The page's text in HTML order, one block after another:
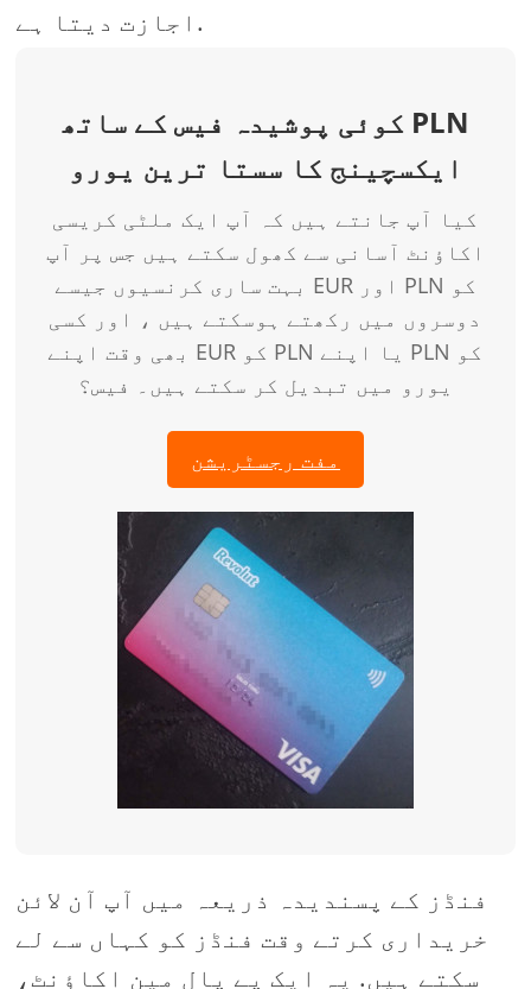
اجازت دیتا ہے.
کوئی پوشیدہ فیس کے ساتھ PLN
ایکسچینج کا سستا ترین یورو
کیا آپ جانتے ہیں کہ آپ ایک ملٹی کریسی
اکاؤنٹ آسانی سے کھول سکتے ہیں جس پر آپ
بہت ساری کرنسیوں جیسے EUR اور PLN کو
دوسروں میں رکھتے ہوسکتے ہیں ، اور کسی
بھی وقت اپنے EUR کو PLN یا اپنے PLN کو
یورو میں تبدیل کر سکتے ہیں۔ فیس؟
مفت رجسٹریشن
فنڈز کے پسندیدہ ذریعہ میں آپ آن لائن
خریداری کرتے وقت فنڈز کو کہاں سے لے
سکتے ہیں. یہ ایک پے پال مین اکاؤنٹ،